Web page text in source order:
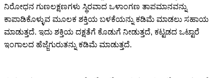
ನಿರೋಧನ ಗುಣಲಕ್ಷಣಗಳು ಸ್ಥಿರವಾದ ಒಳಾಂಗಣ ತಾಪಮಾನವನ್ನು
ಕಾಪಾಡಿಕೊಳ್ಳುವ ಮೂಲಕ ಶಕ್ತಿಯ ಬಳಕೆಯನ್ನು ಕಡಿಮೆ ಮಾಡಲು ಸಹಾಯ
ಮಾಡುತ್ತದೆ. ಇದು ಶಕ್ತಿಯ ದಕ್ಷತೆಗೆ ಕೊಡುಗೆ ನೀಡುತ್ತದೆ, ಕಟ್ಟಡದ ಒಟ್ಟಾರೆ
ಇಂಗಾಲದ ಹೆಜ್ಜೆಗುರುತನ್ನು ಕಡಿಮೆ ಮಾಡುತ್ತದೆ.